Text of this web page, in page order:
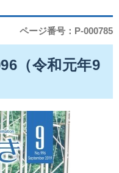
ページ番号：P-000785
（令和元年9